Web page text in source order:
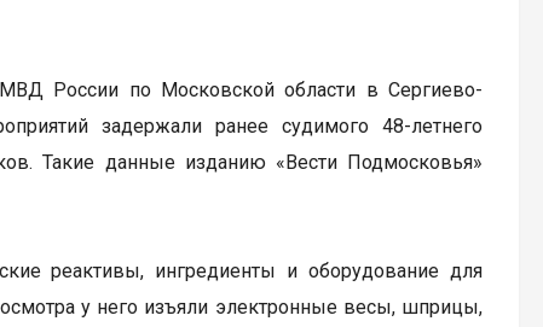
России по Московской области в Сергиево-
задержали ранее судимого 48-летнего
Такие данные изданию «Вести Подмосковья»
реактивы, ингредиенты и оборудование для
у него изъяли электронные весы, шприцы,